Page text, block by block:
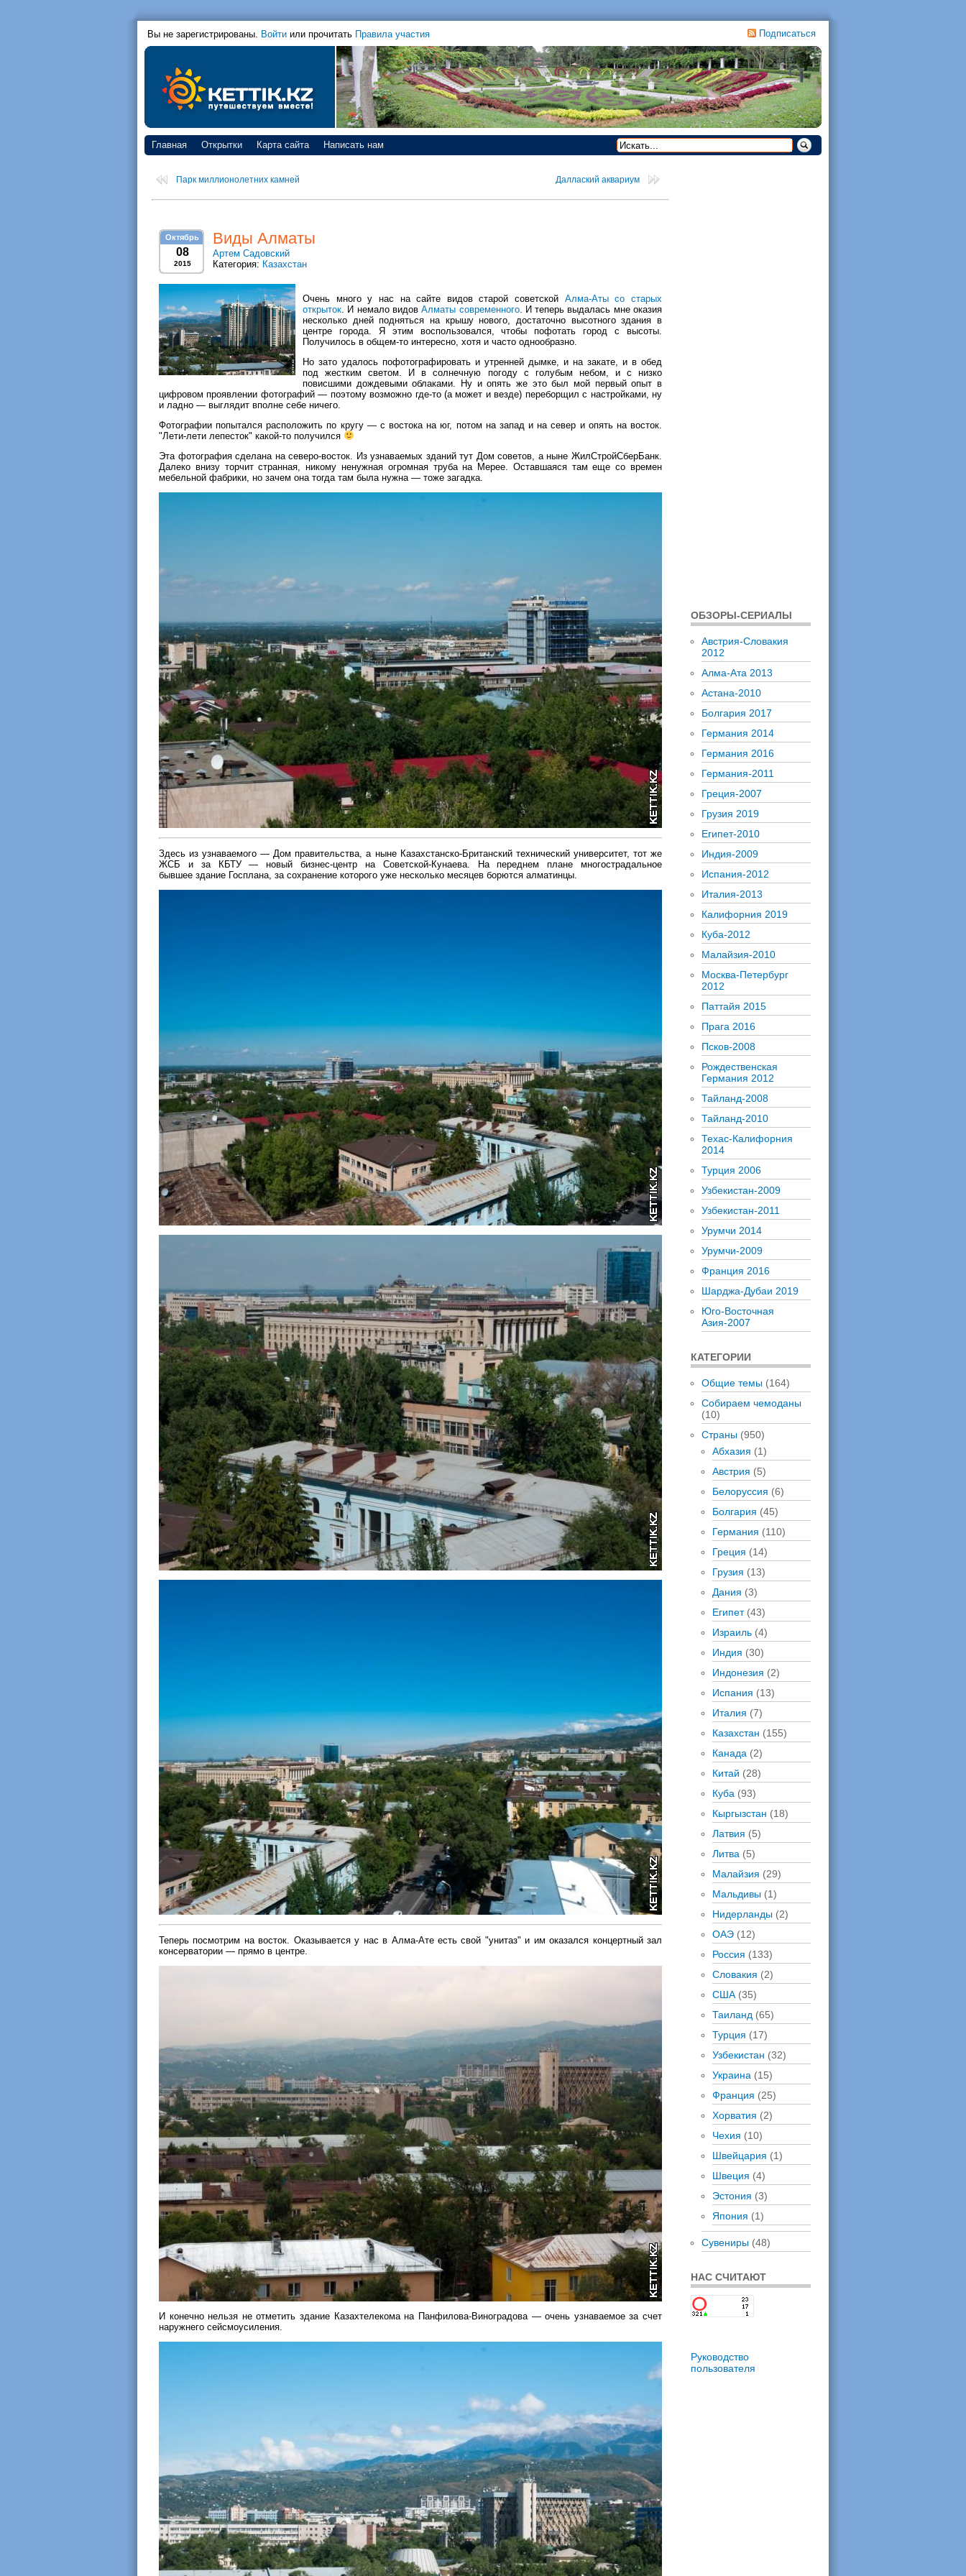
Вы не зарегистрированы. Войти или прочитать Правила участия Подписаться
Главная Открытки Карта сайта Написать нам
Парк миллионолетних камней Даллаский аквариум
Октябрь
08
2015
Виды Алматы
Артем Садовский
Категория: Казахстан
Очень много у нас на сайте видов старой советской Алма-Аты со старых
открыток . И немало видовАлматы современного. И теперь выдалась мне оказия
несколько дней подняться на крышу нового, достаточно высотного здания в
центре города. Я этим воспользовался, чтобы пофотать город с высоты.
Получилось в общем-то интересно, хотя и часто однообразно.
Но зато удалось пофотографировать и утренней дымке, и на закате, и в обед
под жестким светом. И в солнечную погоду с голубым небом, и с низко
повисшими дождевыми облаками. Ну и опять же это был мой первый опыт в
цифровом проявлении фотографий — поэтому возможно где-то (а может и везде) переборщил с настройками, ну
и ладно — выглядит вполне себе ничего.
Фотографии попытался расположить по кругу — с востока на юг, потом на запад и на север и опять на восток.
"Лети-лети лепесток" какой-то получился
Эта фотография сделана на северо-восток. Из узнаваемых зданий тут Дом советов, а ныне ЖилСтройСберБанк.
Далеко внизу торчит странная, никому ненужная огромная труба на Мерее. Оставшаяся там еще со времен
мебельной фабрики, но зачем она тогда там была нужна — тоже загадка.
Здесь из узнаваемого — Дом правительства, а ныне Казахстанско-Британский технический университет, тот же
ЖСБ и за КБТУ — новый бизнес-центр на Советской-Кунаева. На переднем плане многострадальное
бывшее здание Госплана, за сохранение которого уже несколько месяцев борются алматинцы.
Теперь посмотрим на восток. Оказывается у нас в Алма-Ате есть свой "унитаз" и им оказался концертный зал
консерватории — прямо в центре.
И конечно нельзя не отметить здание Казахтелекома на Панфилова-Виноградова — очень узнаваемое за счет
наружнего сейсмоусиления.
ОБЗОРЫ-СЕРИАЛЫ
Австрия-Словакия
2012
Алма-Ата 2013
Астана-2010
Болгария 2017
Германия 2014
Германия 2016
Германия-2011
Греция-2007
Грузия 2019
Египет-2010
Индия-2009
Испания-2012
Италия-2013
Калифорния 2019
Куба-2012
Малайзия-2010
Москва-Петербург
2012
Паттайя 2015
Прага 2016
Псков-2008
Рождественская
Германия 2012
Тайланд-2008
Тайланд-2010
Техас-Калифорния
2014
Турция 2006
Узбекистан-2009
Узбекистан-2011
Урумчи 2014
Урумчи-2009
Франция 2016
Шарджа-Дубаи 2019
Юго-Восточная
Азия-2007
КАТЕГОРИИ
Общие темы (164)
Собираем чемоданы
(10)
Страны (950)
Абхазия (1)
Австрия (5)
Белоруссия (6)
Болгария (45)
Германия (110)
Греция (14)
Грузия (13)
Дания (3)
Египет(43)
Израиль (4)
Индия (30)
Индонезия (2)
Испания (13)
Италия (7)
Казахстан (155)
Канада (2)
Китай (28)
Куба (93)
Кыргызстан (18)
Латвия (5)
Литва (5)
Малайзия (29)
Мальдивы (1)
Нидерланды (2)
ОАЭ (12)
Россия (133)
Словакия (2)
США (35)
Таиланд (65)
Турция (17)
Узбекистан (32)
Украина (15)
Франция (25)
Хорватия (2)
Чехия (10)
Швейцария (1)
Швеция (4)
Эстония (3)
Япония (1)
Сувениры (48)
НАС СЧИТАЮТ
Руководство
пользователя